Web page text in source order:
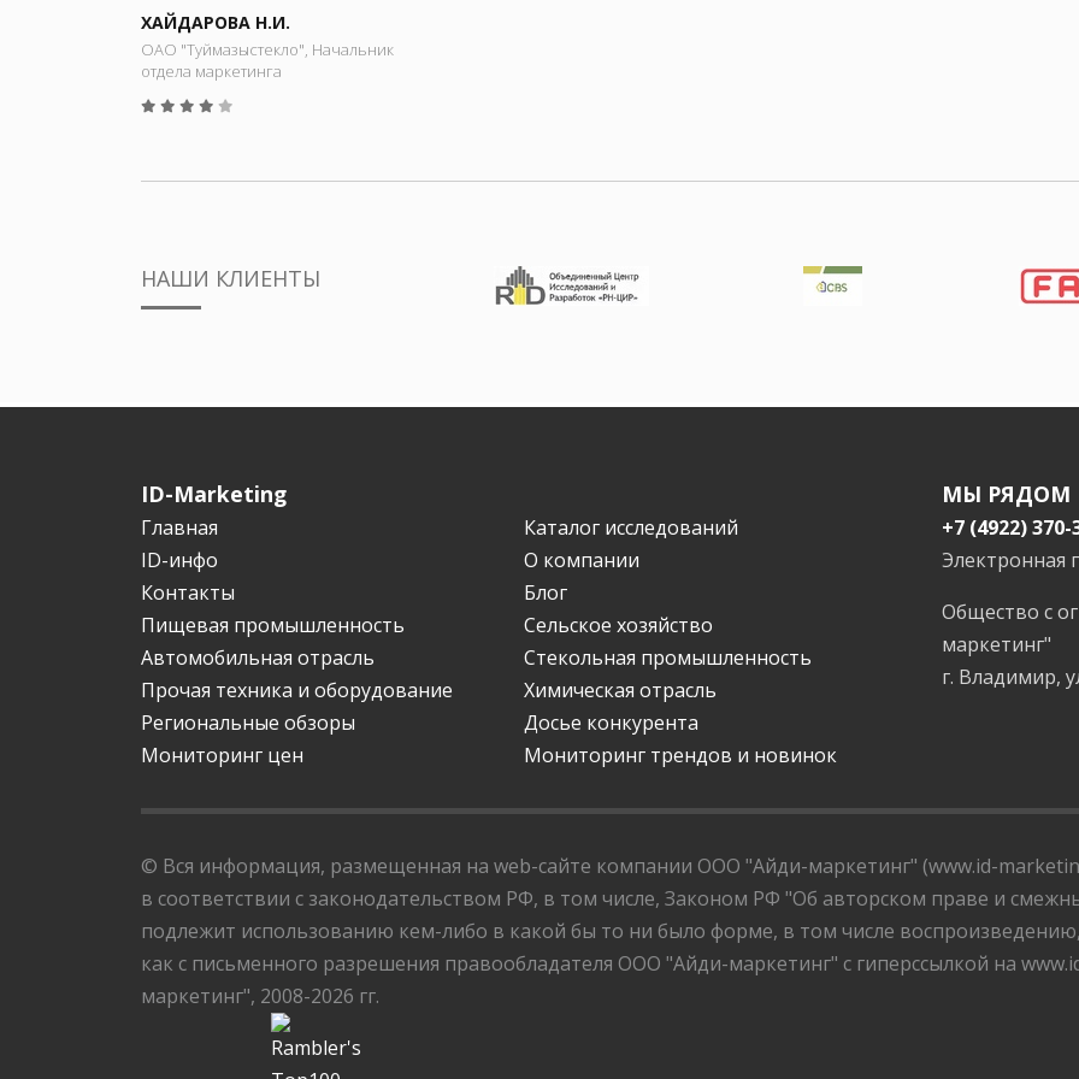
ХАЙДАРОВА Н.И.
ОАО "Туймазыстекло", Начальник
отдела маркетинга
НАШИ КЛИЕНТЫ
ID-Marketing
Главная
Каталог исследований
ID-инфо
О компании
Контакты
Блог
Пищевая промышленность
Сельское хозяйство
Автомобильная отрасль
Стекольная промышленность
Прочая техника и оборудование
Химическая отрасль
Региональные обзоры
Досье конкурента
Мониторинг цен
Мониторинг трендов и новинок
МЫ РЯДОМ
+7 (4922) 370-
Электронная
Общество с
маркетинг"
г. Владимир,
© Вся информация, размещенная на web-сайте компании ООО "Айди-маркетинг" (www.id-
в соответствии с законодательством РФ, в том числе, Законом РФ "Об авторском праве и
подлежит использованию кем-либо в какой бы то ни было форме, в том числе
как с письменного разрешения правообладателя ООО "Айди-маркетинг" с гиперссылкой на
маркетинг", 2008-2026 гг.